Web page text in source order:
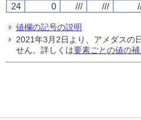
24
0 /// ///
値欄の記号の説明
2021年3月2日より、アメダスの
せん。詳しくは要素ごとの値の補